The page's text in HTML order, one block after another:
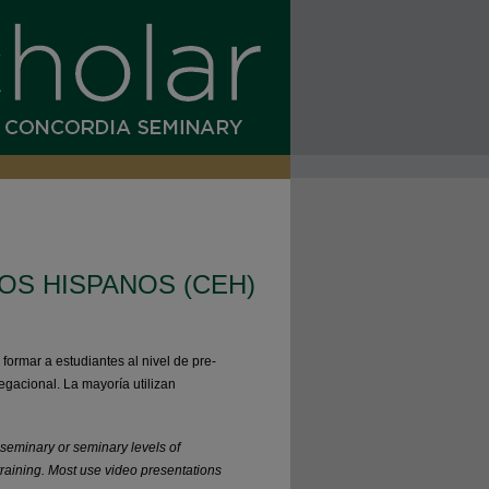
HISPANOS (CEH)
a estudiantes al nivel de pre-
La mayoría utilizan
or seminary levels of
Most use video presentations